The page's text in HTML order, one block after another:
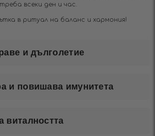
всеки ден и час.
в ритуал на баланс и хармония!
и дълголетие
и повишава имунитета
виталността